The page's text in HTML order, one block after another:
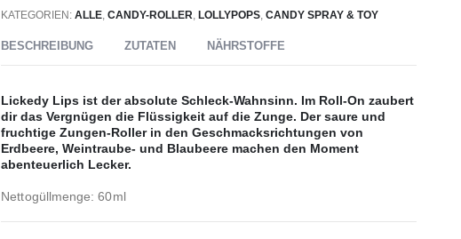
KATEGORIEN:ALLE ,CANDY-ROLLER ,LOLLYPOPS ,CANDY SPRAY & TOY
BESCHREIBUNG ZUTATEN NÄHRSTOFFE
Lickedy Lips ist der absolute Schleck-Wahnsinn. Im Roll-On zaubert
dir das Vergnügen die Flüssigkeit auf die Zunge. Der saure und
fruchtige Zungen-Roller in den Geschmacksrichtungen von
Erdbeere, Weintraube- und Blaubeere machen den Moment
abenteuerlich Lecker.
Nettogüllmenge: 60ml